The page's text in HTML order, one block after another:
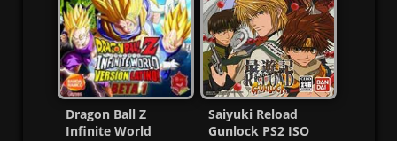
Dragon Ball Z
Infinite World
Saiyuki Reload
Gunlock PS2 ISO